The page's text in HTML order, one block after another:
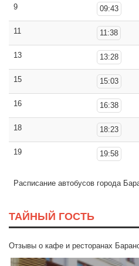
9 09:43
11 11:38
13 13:28
15 15:03
16 16:38
18 18:23
19 19:58
Расписание автобусов города
ТАЙНЫЙ ГОСТЬ
Отзывы о кафе и ресторанах